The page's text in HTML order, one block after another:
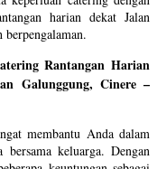
harian dekat Jalan
Rantangan Harian
Galunggung, Cinere –
membantu Anda dalam
keluarga. Dengan